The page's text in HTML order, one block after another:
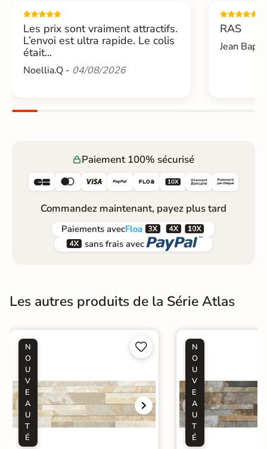
Les prix sont vraiment attractifs.
L’envoi est ultra rapide. Le colis
était...
Noellia.Q - 04/08/2026
RAS
Jean
Paiement 100% sécurisé
     
Commandez maintenant, payez plus tard
Paiements avecFloa  
 sans frais avec 
Les autres produits de la Série Atlas
N
O
U
V
E
A
U
T
É


N
O
U
V
E
A
U
T
É